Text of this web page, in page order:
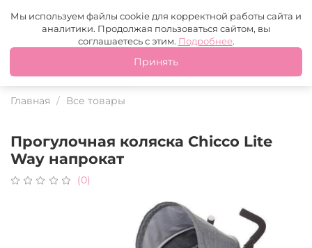
Москва +7 (499) 110-97-95 MAX Tg
Это ваш город?
Главная Все товары
Прогулочная коляска Chicco Lite
Way напрокат
(0)
Мы используем файлы cookie для корректной работы сайта и
аналитики. Продолжая пользоваться сайтом, вы
соглашаетесь с этим. Подробнее.
Принять